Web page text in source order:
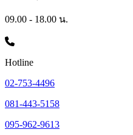
09.00 - 18.00 น.
Hotline
02-753-4496
081-443-5158
095-962-9613